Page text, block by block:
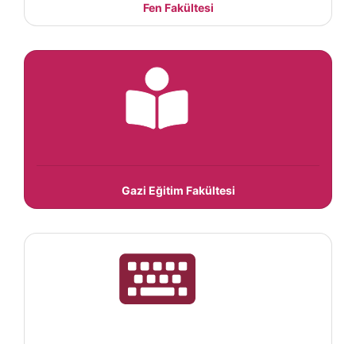
Fen Fakültesi
Gazi Eğitim Fakültesi